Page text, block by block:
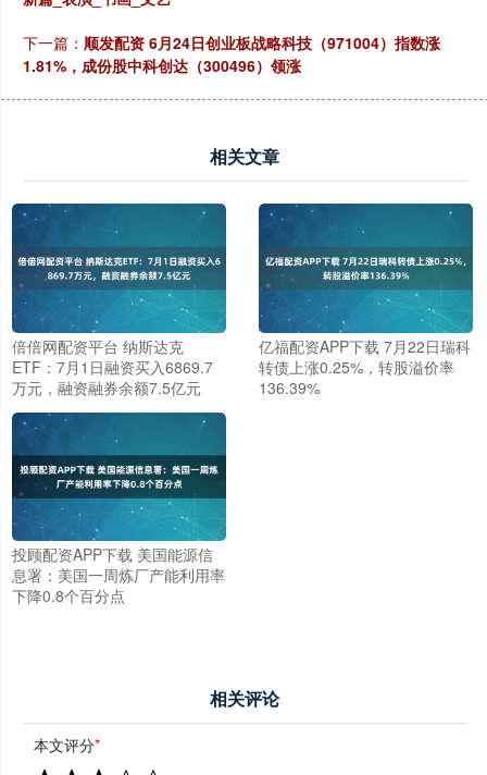
下一篇： 顺发配资 6月24日创业板战略科技（971004）指数涨
1.81%，成份股中科创达（300496）领涨
相关文章
倍倍网配资平台 纳斯达克
ETF：7月1日融资买入6869.7
万元，融资融券余额7.5亿元
亿福配资APP下载 7月22日瑞科
转债上涨0.25%，转股溢价率
136.39%
投顾配资APP下载 美国能源信
息署：美国一周炼厂产能利用率
下降0.8个百分点
相关评论
本文评分*